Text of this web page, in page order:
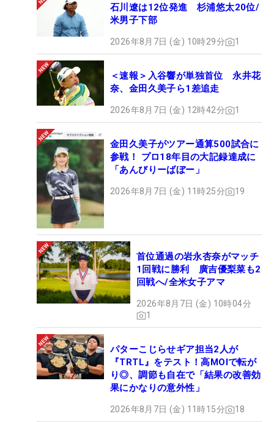
石川遼は12位発進 杉浦悠太20位/
米男子下部
2026年8月7日 (金) 10時29分 1
＜速報＞入谷響が単独首位 永井花
奈、金田久美子ら1差追走
2026年8月7日 (金) 12時42分 1
金田久美子がツアー通算500試合に
参戦！ プロ18年目の大記録達成に
「あんびりーばぼー」
2026年8月7日 (金) 11時25分 19
首位通過の岩永杏奈がマッチ
1回戦に勝利 廣吉優梨菜も2
回戦へ/全米女子アマ
2026年8月7日 (金) 10時04分
1
パターこじらせギア担当2人が
『TRTL』をテスト！高MOIで転が
り◎、調節も自在で「結果の改善効
果にかなりの意外性」
2026年8月7日 (金) 11時15分 18